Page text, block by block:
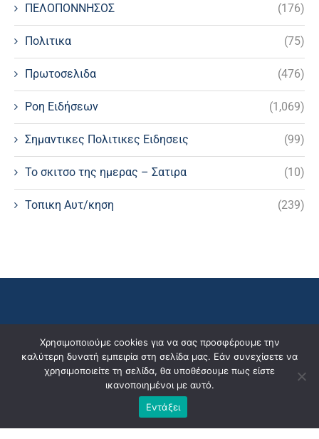
ΠΕΛΟΠΟΝΝΗΣΟΣ (176)
Πολιτικα (75)
Πρωτοσελιδα (476)
Ροη Ειδήσεων (1,069)
Σημαντικες Πολιτικες Ειδησεις (99)
Το σκιτσο της ημερας – Σατιρα (10)
Τοπικη Αυτ/κηση (239)
Χρησιμοποιούμε cookies για να σας προσφέρουμε την
καλύτερη δυνατή εμπειρία στη σελίδα μας. Εάν συνεχίσετε να
χρησιμοποιείτε τη σελίδα, θα υποθέσουμε πως είστε
ικανοποιημένοι με αυτό.
Εντάξει